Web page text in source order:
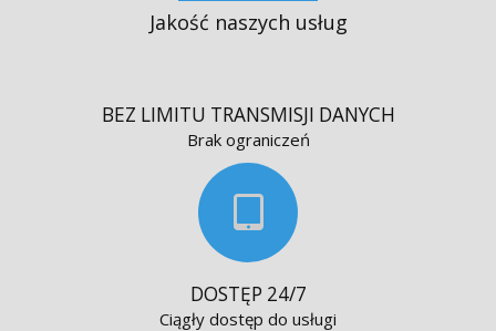
Jakość naszych usług
BEZ LIMITU TRANSMISJI DANYCH
Brak ograniczeń
DOSTĘP 24/7
Ciągły dostęp do usługi